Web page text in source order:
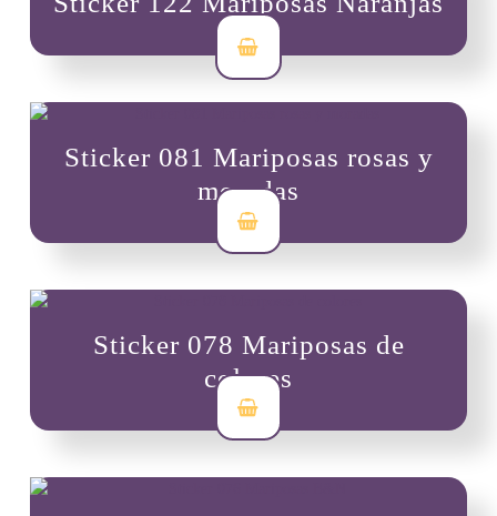
$ 3,500
Sticker 081 Mariposas rosas y
moradas
3,500
Sticker 078 Mariposas de
colores
3,500